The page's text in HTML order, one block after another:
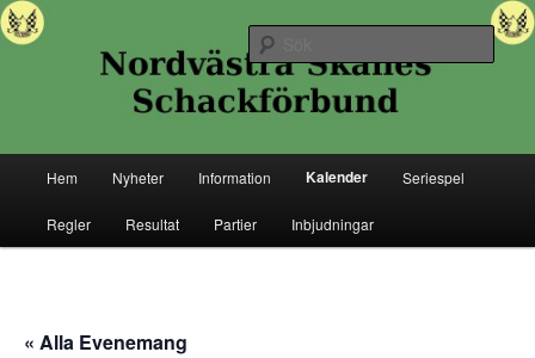
Hoppa
till
Nordvästra Skånes Schackförbund
Senaste nytt ifrån Nordvästra Skånes Schackförbund
Sök
Hem Nyheter Information Kalender Seriespel
Regler Resultat Partier Inbjudningar
« Alla Evenemang